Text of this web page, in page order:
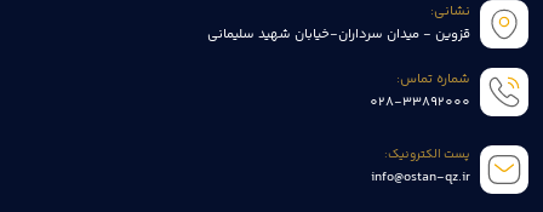
نشانی:
قزوین - میدان سرداران-خیابان شهید سلیمانی
شماره تماس:
028-33892000
پست الکترونیک:
info@ostan-qz.ir